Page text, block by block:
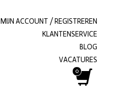
MIJN ACCOUNT / REGISTREREN
KLANTENSERVICE
BLOG
VACATURES
0